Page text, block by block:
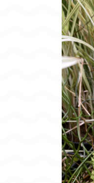
NÉNUPHARS
AUTRES PLANTES
PACKS &